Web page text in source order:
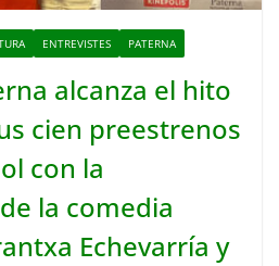
ENTREVISTES PATERNA
alcanza el hito
cien preestrenos
con la
la comedia
Echevarría y